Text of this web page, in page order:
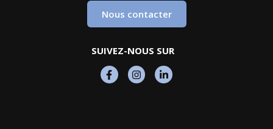
Nous contacter
SUIVEZ-NOUS SUR